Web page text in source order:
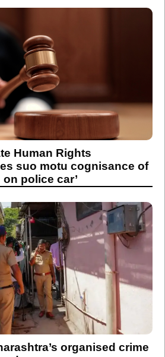
Human Rights
suo motu cognisance of
on police car’
organised crime